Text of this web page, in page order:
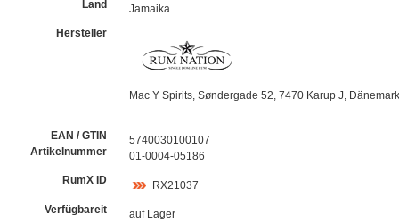
Land
Jamaika
Hersteller
Mac Y Spirits, Søndergade 52, 7470 Karup J, Dänemark
EAN / GTIN
Artikelnummer
5740030100107
01-0004-05186
RumX ID
RX21037
Verfügbareit
auf Lager